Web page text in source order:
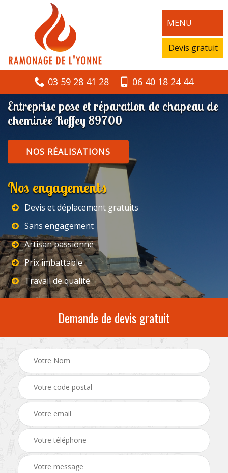
MENU
Devis gratuit
03 59 28 41 28 06 40 18 24 44
Entreprise pose et réparation de chapeau de
cheminée Roffey 89700
NOS RÉALISATIONS
Nos engagements
Devis et déplacement gratuits
Sans engagement
Artisan passionné
Prix imbattable
Travail de qualité
Demande de devis gratuit